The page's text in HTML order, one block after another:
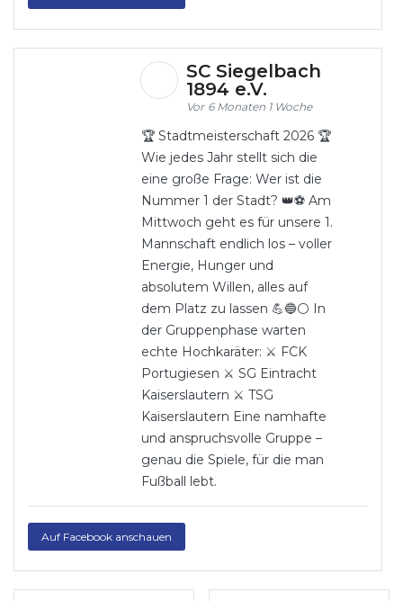
SC Siegelbach
1894 e.V.
6 Monaten 1 Woche
🏆 Stadtmeisterschaft 2026 🏆
Wie jedes Jahr stellt sich die
eine große Frage: Wer ist die
Nummer 1 der Stadt? 👑⚽️ Am
Mittwoch geht es für unsere 1.
Mannschaft endlich los – voller
Energie, Hunger und
absolutem Willen, alles auf
dem Platz zu lassen 💪🔵⚪️ In
der Gruppenphase warten
echte Hochkaräter: ⚔️ FCK
Portugiesen ⚔️ SG Eintracht
Kaiserslautern ⚔️ TSG
Kaiserslautern Eine namhafte
und anspruchsvolle Gruppe –
genau die Spiele, für die man
Fußball lebt.
Auf Facebook anschauen